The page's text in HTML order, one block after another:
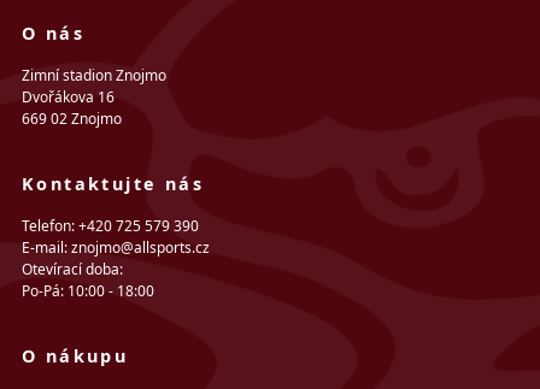
O nás
Zimní stadion Znojmo
Dvořákova 16
669 02 Znojmo
Kontaktujte nás
Telefon: +420 725 579 390
E-mail: znojmo@allsports.cz
Otevírací doba:
Po-Pá: 10:00 - 18:00
O nákupu